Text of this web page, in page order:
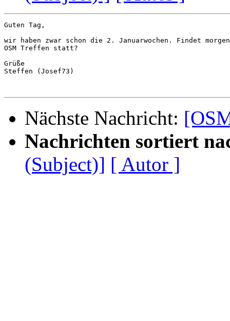
Guten Tag,
wir haben zwar schon die 2. Januarwochen. Findet
OSM Treffen statt?
Grüße
Steffen (Josef73)
Nächste Nachricht:
Nachrichten sortiert
(Subject)] [ Autor ]